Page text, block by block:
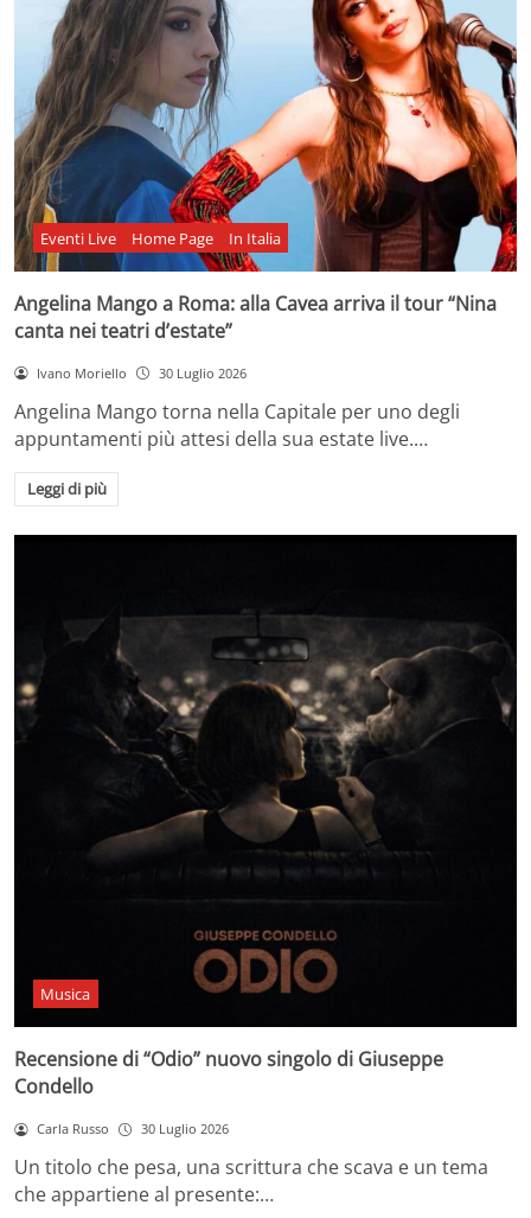
Eventi Live Home Page In Italia
Angelina Mango a Roma: alla Cavea arriva il tour “Nina
canta nei teatri d’estate”
Ivano Moriello 30 Luglio 2026
Angelina Mango torna nella Capitale per uno degli
appuntamenti più attesi della sua estate live.…
Leggi di più
Musica
Recensione di “Odio” nuovo singolo di Giuseppe
Condello
Carla Russo 30 Luglio 2026
Un titolo che pesa, una scrittura che scava e un tema
che appartiene al presente:…